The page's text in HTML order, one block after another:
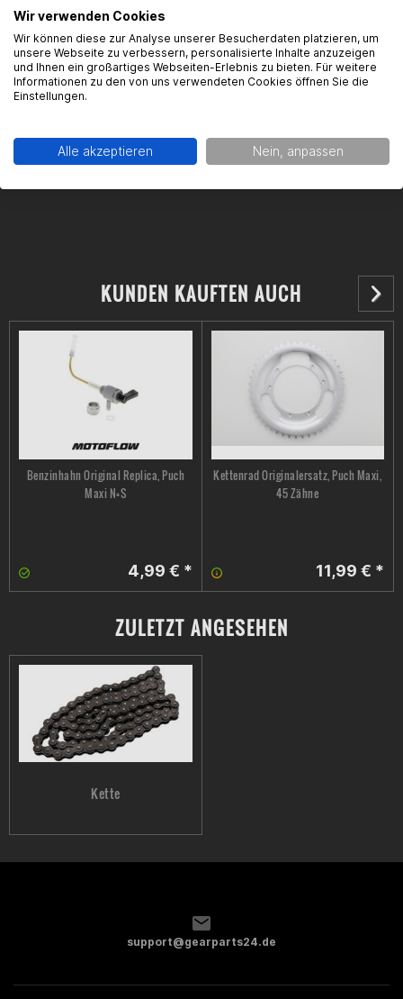
Hersteller:
Gearparts GmbH
Im Langgewann 5-7
65719 Hofheim a.Ts.
KUNDEN KAUFTEN AUCH
Benzinhahn Original Replica, Puch
Maxi N+S
4,99 € *
Kettenrad Originalersatz, Puch Maxi,
45 Zähne
11,99 € *
ZULETZT ANGESEHEN
Kette
support@gearparts24.de
Wir verwenden Cookies
Wir können diese zur Analyse unserer Besucherdaten platzieren, um
unsere Webseite zu verbessern, personalisierte Inhalte anzuzeigen
und Ihnen ein großartiges Webseiten-Erlebnis zu bieten. Für weitere
Informationen zu den von uns verwendeten Cookies öffnen Sie die
Einstellungen.
Alle akzeptieren Nein, anpassen